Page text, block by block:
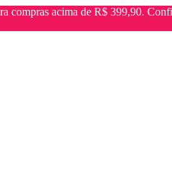
compras acima de R$ 399,90.